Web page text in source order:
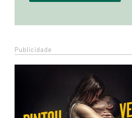
Publicidade